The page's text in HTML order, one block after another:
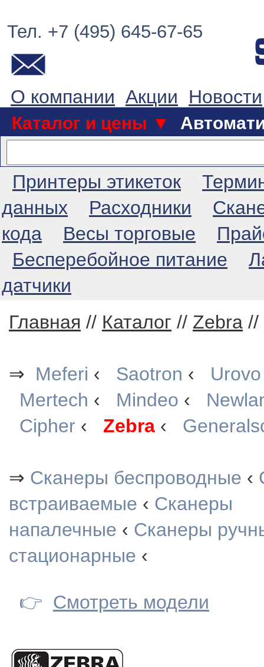
Тел. +7 (495) 645-67-65
О компании Акции Новости
Каталог и цены ▼
Принтеры этикеток
данных
Расходники
кода
Весы торговые
Бесперебойное питание
датчики
Главная // Каталог // Zebra //
⇒ Meferi ‹ Saotron ‹ Urovo
Mertech ‹ Mindeo ‹
Cipher ‹ Zebra ‹
⇒ Сканеры беспроводные ‹
встраиваемые ‹ Сканеры
напалечные ‹ Сканеры
стационарные ‹
👉 Смотреть модели